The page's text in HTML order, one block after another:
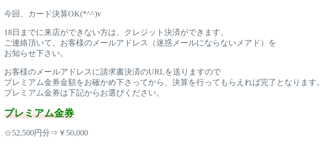
今回、カード決算OK(*^^)v
18日までに来店ができない方は、クレジット決済ができます。
ご連絡頂いて、お客様のメールアドレス（迷惑メールにならないメアド）を
お知らせ下さい。
お客様のメールアドレスに請求書決済のURLを送りますので
プレミアム金券金額をお確かめ下さってから、決算を行ってもらえれば完了となります。
プレミアム金券は下記からお選びください。
プレミアム金券
☆52,500円分⇒￥50,000